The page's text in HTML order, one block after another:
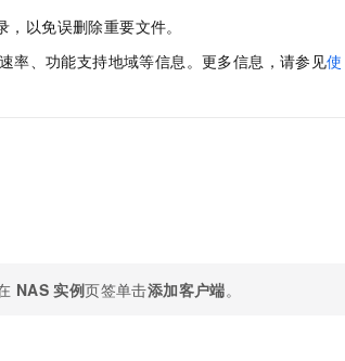
以免误删除重要文件。
率、功能支持地域等信息。更多信息，请参见使
NAS 实例页签单击添加客户端。
万有无界
10分钟微调：让0.6B模型媲美235B模型 多模态数据信息提取
模板建站
定制建站